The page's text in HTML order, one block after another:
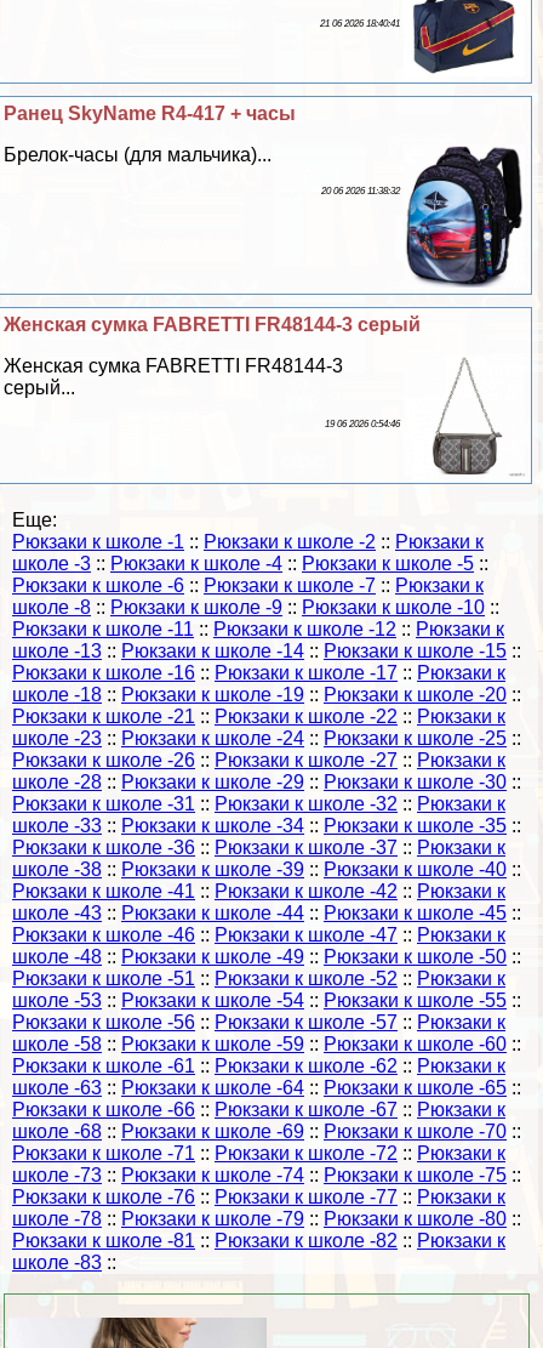
21 06 2026 18:40:41
Ранец SkyName R4-417 + часы
Брелок-часы (для мальчика)...
20 06 2026 11:38:32
Женская сумка FABRETTI FR48144-3 серый
Женская сумка FABRETTI FR48144-3
серый...
19 06 2026 0:54:46
Еще:
Рюкзаки к школе -1 :: Рюкзаки к школе -2 :: Рюкзаки к
школе -3 :: Рюкзаки к школе -4 :: Рюкзаки к школе -5 ::
Рюкзаки к школе -6 :: Рюкзаки к школе -7 :: Рюкзаки к
школе -8 :: Рюкзаки к школе -9 :: Рюкзаки к школе -10 ::
Рюкзаки к школе -11 :: Рюкзаки к школе -12 :: Рюкзаки к
школе -13 :: Рюкзаки к школе -14 :: Рюкзаки к школе -15 ::
Рюкзаки к школе -16 :: Рюкзаки к школе -17 :: Рюкзаки к
школе -18 :: Рюкзаки к школе -19 :: Рюкзаки к школе -20 ::
Рюкзаки к школе -21 :: Рюкзаки к школе -22 :: Рюкзаки к
школе -23 :: Рюкзаки к школе -24 :: Рюкзаки к школе -25 ::
Рюкзаки к школе -26 :: Рюкзаки к школе -27 :: Рюкзаки к
школе -28 :: Рюкзаки к школе -29 :: Рюкзаки к школе -30 ::
Рюкзаки к школе -31 :: Рюкзаки к школе -32 :: Рюкзаки к
школе -33 :: Рюкзаки к школе -34 :: Рюкзаки к школе -35 ::
Рюкзаки к школе -36 :: Рюкзаки к школе -37 :: Рюкзаки к
школе -38 :: Рюкзаки к школе -39 :: Рюкзаки к школе -40 ::
Рюкзаки к школе -41 :: Рюкзаки к школе -42 :: Рюкзаки к
школе -43 :: Рюкзаки к школе -44 :: Рюкзаки к школе -45 ::
Рюкзаки к школе -46 :: Рюкзаки к школе -47 :: Рюкзаки к
школе -48 :: Рюкзаки к школе -49 :: Рюкзаки к школе -50 ::
Рюкзаки к школе -51 :: Рюкзаки к школе -52 :: Рюкзаки к
школе -53 :: Рюкзаки к школе -54 :: Рюкзаки к школе -55 ::
Рюкзаки к школе -56 :: Рюкзаки к школе -57 :: Рюкзаки к
школе -58 :: Рюкзаки к школе -59 :: Рюкзаки к школе -60 ::
Рюкзаки к школе -61 :: Рюкзаки к школе -62 :: Рюкзаки к
школе -63 :: Рюкзаки к школе -64 :: Рюкзаки к школе -65 ::
Рюкзаки к школе -66 :: Рюкзаки к школе -67 :: Рюкзаки к
школе -68 :: Рюкзаки к школе -69 :: Рюкзаки к школе -70 ::
Рюкзаки к школе -71 :: Рюкзаки к школе -72 :: Рюкзаки к
школе -73 :: Рюкзаки к школе -74 :: Рюкзаки к школе -75 ::
Рюкзаки к школе -76 :: Рюкзаки к школе -77 :: Рюкзаки к
школе -78 :: Рюкзаки к школе -79 :: Рюкзаки к школе -80 ::
Рюкзаки к школе -81 :: Рюкзаки к школе -82 :: Рюкзаки к
школе -83 ::